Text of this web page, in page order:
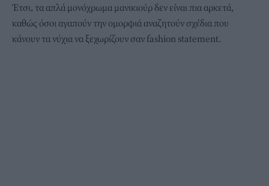
Έτσι, τα απλά μονόχρωμα μανικιούρ δεν είναι πια αρκετά,
καθώς όσοι αγαπούν την ομορφιά αναζητούν σχέδια που
κάνουν τα νύχια να ξεχωρίζουν σαν fashion statement.